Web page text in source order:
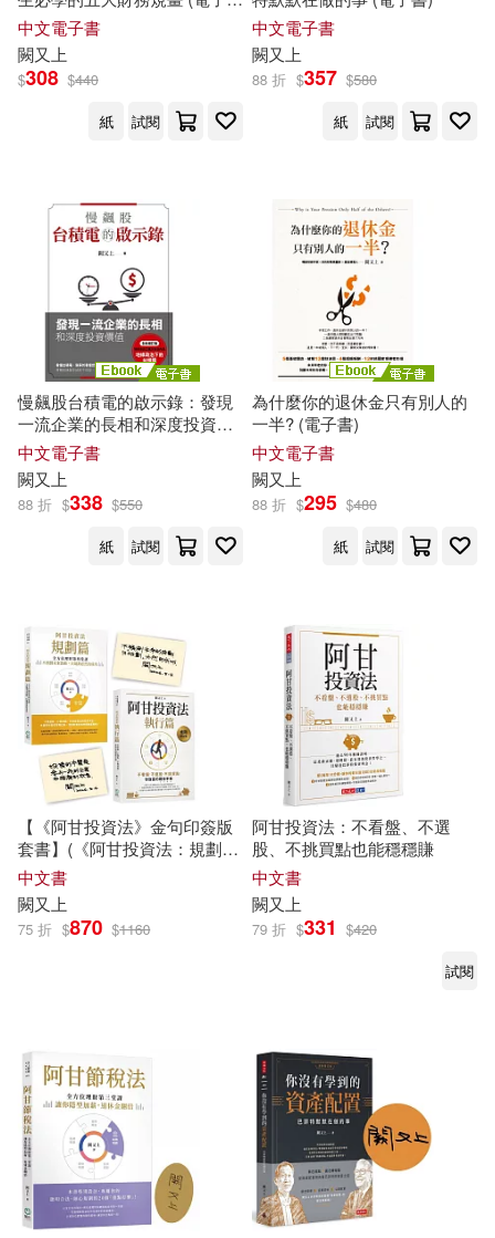
書)
中文電子書
闕又上
$308 $440
紙
試閱
中文電子書
闕又上
88 折 $357 $580
紙
試閱
慢飆股台積電的啟示錄：發現
一流企業的長相和深度投資價
值(全新增訂版) (電子書)
中文電子書
闕又上
88 折 $338 $550
紙
試閱
為什麼你的退休金只有別人的
一半? (電子書)
中文電子書
闕又上
88 折 $295 $480
紙
試閱
【《阿甘投資法》金句印簽版
套書】(《阿甘投資法：規劃
篇》《阿甘投資法：執行篇》
(二書)
中文書
闕又上
75 折 $870 $1160
阿甘投資法：不看盤、不選
股、不挑買點也能穩穩賺
中文書
闕又上
79 折 $331 $420
試閱